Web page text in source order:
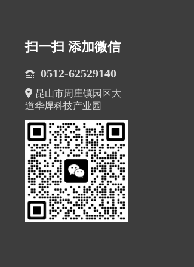
扫一扫 添加微信
0512-62529140
昆山市周庄镇园区大
道华焊科技产业园